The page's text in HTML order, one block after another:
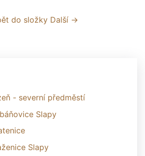
do složky Další →
- severní předměstí
Slapy
Slapy